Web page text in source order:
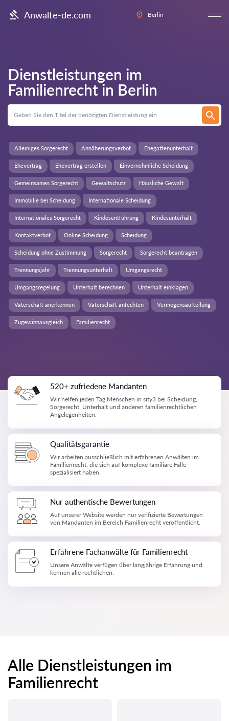
Anwalte-de.com Berlin
Dienstleistungen im
Familienrecht in Berlin
Familienrecht
Alleiniges Sorgerecht Annäherungsverbot Ehegattenunterhalt
Ehevertrag Ehevertrag erstellen Einvernehmliche Scheidung
Gemeinsames Sorgerecht Gewaltschutz Häusliche Gewalt
Immobilie bei Scheidung Internationale Scheidung
Internationales Sorgerecht Kindesentführung Kindesunterhalt
Kontaktverbot Online Scheidung Scheidung
Scheidung ohne Zustimmung Sorgerecht Sorgerecht beantragen
Trennungsjahr Trennungsunterhalt Umgangsrecht
Umgangsregelung Unterhalt berechnen Unterhalt einklagen
Vaterschaft anerkennen Vaterschaft anfechten Vermögensaufteilung
Zugewinnausgleich
520+ zufriedene Mandanten
Wir helfen jeden Tag Menschen in sity3 bei Scheidung,
Sorgerecht, Unterhalt und anderen familienrechtlichen
Angelegenheiten.
Qualitätsgarantie
Wir arbeiten ausschließlich mit erfahrenen Anwälten im
Familienrecht, die sich auf komplexe familiäre Fälle
spezialisiert haben.
Nur authentische Bewertungen
Auf unserer Website werden nur verifizierte Bewertungen
von Mandanten im Bereich Familienrecht veröffentlicht.
Erfahrene Fachanwälte für Familienrecht
Unsere Anwälte verfügen über langjährige Erfahrung und
kennen alle rechtlichen.
Alle Dienstleistungen im
Familienrecht